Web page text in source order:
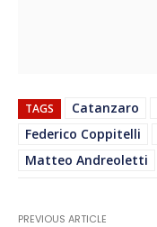
TAGS Catanzaro
Federico Coppitelli
Matteo Andreoletti
PREVIOUS ARTICLE